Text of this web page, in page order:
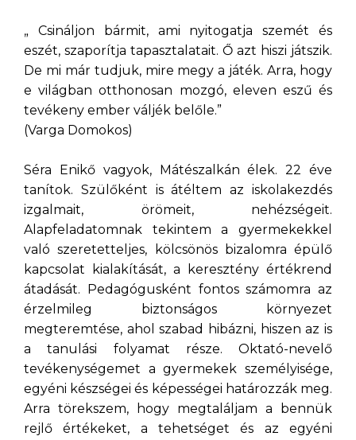
„ Csináljon bármit, ami nyitogatja szemét és
eszét, szaporítja tapasztalatait. Ő azt hiszi játszik.
De mi már tudjuk, mire megy a játék. Arra, hogy
e világban otthonosan mozgó, eleven eszű és
tevékeny ember váljék belőle.”
(Varga Domokos)
Séra Enikő vagyok, Mátészalkán élek. 22 éve
tanítok. Szülőként is átéltem az iskolakezdés
izgalmait, örömeit, nehézségeit.
Alapfeladatomnak tekintem a gyermekekkel
való szeretetteljes, kölcsönös bizalomra épülő
kapcsolat kialakítását, a keresztény értékrend
átadását. Pedagógusként fontos számomra az
érzelmileg biztonságos környezet
megteremtése, ahol szabad hibázni, hiszen az is
a tanulási folyamat része. Oktató-nevelő
tevékenységemet a gyermekek személyisége,
egyéni készségei és képességei határozzák meg.
Arra törekszem, hogy megtaláljam a bennük
rejlő értékeket, a tehetséget és az egyéni